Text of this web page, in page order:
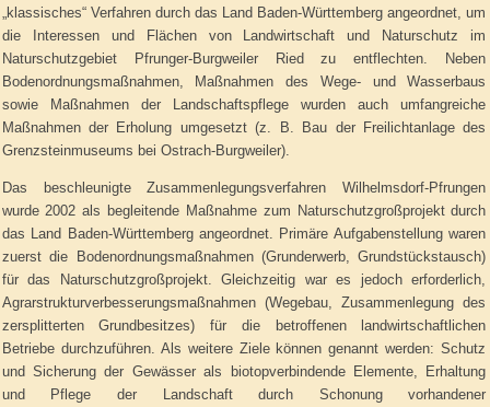
„klassisches“ Verfahren durch das Land Baden-Württemberg angeordnet, um
die Interessen und Flächen von Landwirtschaft und Naturschutz im
Naturschutzgebiet Pfrunger-Burgweiler Ried zu entflechten. Neben
Bodenordnungsmaßnahmen, Maßnahmen des Wege- und Wasserbaus
sowie Maßnahmen der Landschaftspflege wurden auch umfangreiche
Maßnahmen der Erholung umgesetzt (z. B. Bau der Freilichtanlage des
Grenzsteinmuseums bei Ostrach-Burgweiler).
Das beschleunigte Zusammenlegungsverfahren Wilhelmsdorf-Pfrungen
wurde 2002 als begleitende Maßnahme zum Naturschutzgroßprojekt durch
das Land Baden-Württemberg angeordnet. Primäre Aufgabenstellung waren
zuerst die Bodenordnungsmaßnahmen (Grunderwerb, Grundstückstausch)
für das Naturschutzgroßprojekt. Gleichzeitig war es jedoch erforderlich,
Agrarstrukturverbesserungsmaßnahmen (Wegebau, Zusammenlegung des
zersplitterten Grundbesitzes) für die betroffenen landwirtschaftlichen
Betriebe durchzuführen. Als weitere Ziele können genannt werden: Schutz
und Sicherung der Gewässer als biotopverbindende Elemente, Erhaltung
und Pflege der Landschaft durch Schonung vorhandener